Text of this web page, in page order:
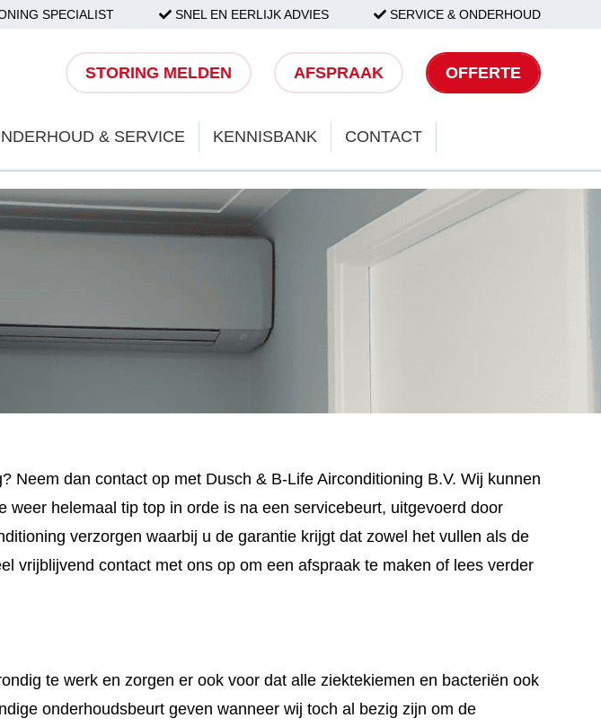
SPECIALIST SNEL EN EERLIJK ADVIES SERVICE & ONDERHOUD
STORING MELDEN AFSPRAAK OFFERTE
& SERVICE KENNISBANK CONTACT
dan contact op met Dusch & B-Life Airconditioning B.V. Wij kunnen
helemaal tip top in orde is na een servicebeurt, uitgevoerd door
verzorgen waarbij u de garantie krijgt dat zowel het vullen als de
vrijblijvend contact met ons op om een afspraak te maken of lees verder
te werk en zorgen er ook voor dat alle ziektekiemen en bacteriën ook
onderhoudsbeurt geven wanneer wij toch al bezig zijn om de